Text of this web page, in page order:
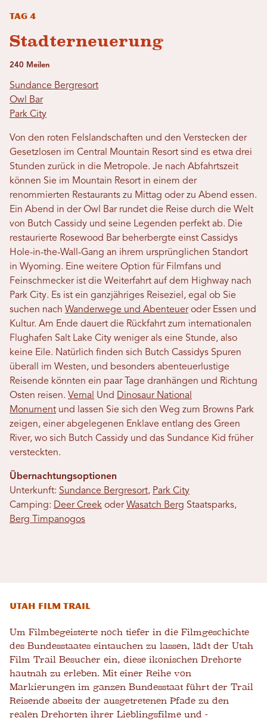
Tag 4
Stadterneuerung
240 Meilen
Sundance Bergresort
Owl Bar
Park City
Von den roten Felslandschaften und den Verstecken der
Gesetzlosen im Central Mountain Resort sind es etwa drei
Stunden zurück in die Metropole. Je nach Abfahrtszeit
können Sie im Mountain Resort in einem der
renommierten Restaurants zu Mittag oder zu Abend essen.
Ein Abend in der Owl Bar rundet die Reise durch die Welt
von Butch Cassidy und seine Legenden perfekt ab. Die
restaurierte Rosewood Bar beherbergte einst Cassidys
Hole-in-the-Wall-Gang an ihrem ursprünglichen Standort
in Wyoming. Eine weitere Option für Filmfans und
Feinschmecker ist die Weiterfahrt auf dem Highway nach
Park City. Es ist ein ganzjähriges Reiseziel, egal ob Sie
suchen nach Wanderwege und Abenteueroder Essen und
Kultur. Am Ende dauert die Rückfahrt zum internationalen
Flughafen Salt Lake City weniger als eine Stunde, also
keine Eile. Natürlich finden sich Butch Cassidys Spuren
überall im Westen, und besonders abenteuerlustige
Reisende könnten ein paar Tage dranhängen und Richtung
Osten reisen. Vernal Und Dinosaur National
Monument und lassen Sie sich den Weg zum Browns Park
zeigen, einer abgelegenen Enklave entlang des Green
River, wo sich Butch Cassidy und das Sundance Kid früher
versteckten.
Übernachtungsoptionen
Unterkunft: Sundance Bergresort, Park City
Camping: Deer Creek oderWasatch Berg Staatsparks,
Berg Timpanogos
Utah Film Trail
Um Filmbegeisterte noch tiefer in die Filmgeschichte
des Bundesstaates eintauchen zu lassen, lädt der Utah
Film Trail Besucher ein, diese ikonischen Drehorte
hautnah zu erleben. Mit einer Reihe von
Markierungen im ganzen Bundesstaat führt der Trail
Reisende abseits der ausgetretenen Pfade zu den
realen Drehorten ihrer Lieblingsfilme und -